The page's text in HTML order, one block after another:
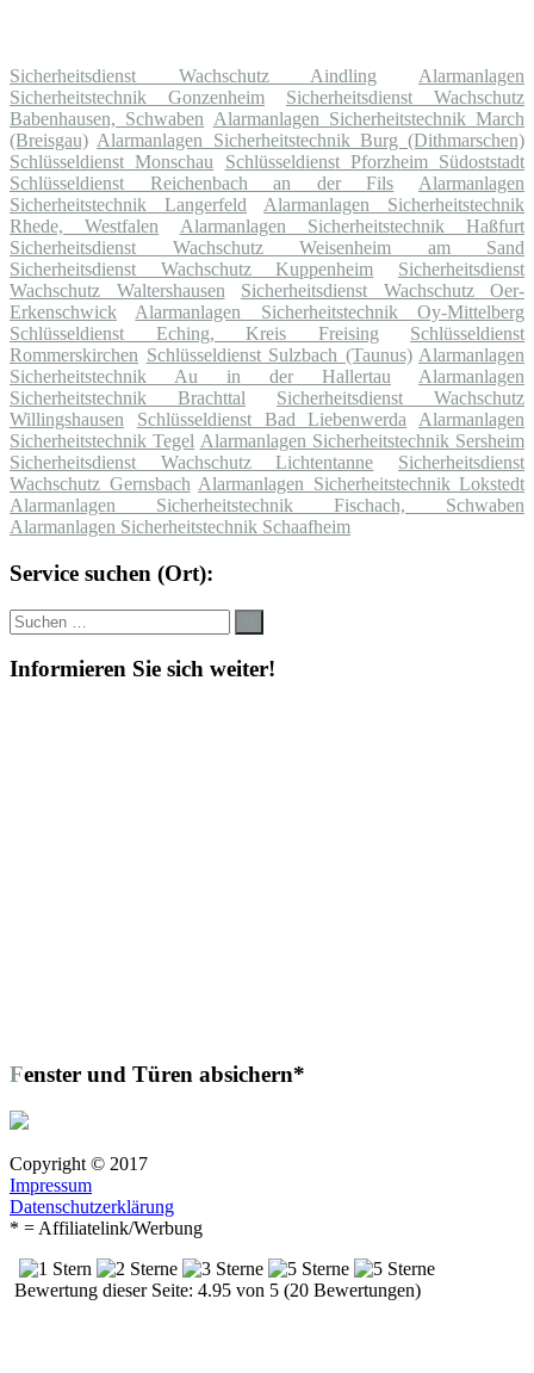
Sicherheitsdienst Wachschutz Aindling
Alarmanlagen
Sicherheitstechnik Gonzenheim
Sicherheitsdienst Wachschutz
Babenhausen, Schwaben Alarmanlagen Sicherheitstechnik March
(Breisgau) Alarmanlagen Sicherheitstechnik Burg (Dithmarschen)
Schlüsseldienst Monschau
Schlüsseldienst Pforzheim Südoststadt
Schlüsseldienst Reichenbach an der Fils
Alarmanlagen
Sicherheitstechnik Langerfeld
Alarmanlagen Sicherheitstechnik
Rhede, Westfalen
Alarmanlagen Sicherheitstechnik Haßfurt
Sicherheitsdienst Wachschutz Weisenheim am Sand
Sicherheitsdienst Wachschutz Kuppenheim
Sicherheitsdienst
Wachschutz Waltershausen
Sicherheitsdienst Wachschutz Oer-
Erkenschwick
Alarmanlagen Sicherheitstechnik Oy-Mittelberg
Schlüsseldienst Eching, Kreis Freising
Schlüsseldienst
Rommerskirchen Schlüsseldienst Sulzbach (Taunus) Alarmanlagen
Sicherheitstechnik Au in der Hallertau
Alarmanlagen
Sicherheitstechnik Brachttal
Sicherheitsdienst Wachschutz
Willingshausen
Schlüsseldienst Bad Liebenwerda
Alarmanlagen
Sicherheitstechnik Tegel Alarmanlagen Sicherheitstechnik Sersheim
Sicherheitsdienst Wachschutz Lichtentanne
Sicherheitsdienst
Wachschutz Gernsbach Alarmanlagen Sicherheitstechnik Lokstedt
Alarmanlagen Sicherheitstechnik Fischach, Schwaben
Alarmanlagen Sicherheitstechnik Schaafheim
Service suchen (Ort):
Suche
nach:
Informieren Sie sich weiter!
Fenster und Türen absichern*
Copyright © 2017
Impressum
Datenschutzerklärung
* = Affiliatelink/Werbung
Bewertung dieser Seite: 4.95 von 5 (20 Bewertungen)